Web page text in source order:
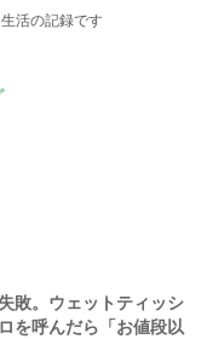
活の記録です
敗。ウェットティッシ
を呼んだら「お値段以